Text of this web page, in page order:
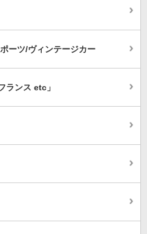
ーツ/ヴィンテージカー
ランス etc」